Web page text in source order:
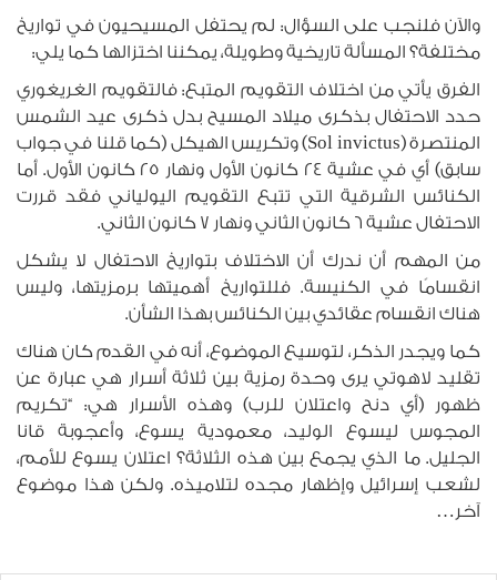
والآن فلنجب على السؤال: لم يحتفل المسيحيون في تواريخ
مختلفة؟ المسألة تاريخية وطويلة، يمكننا اختزالها كما يلي:
الفرق يأتي من اختلاف التقويم المتبع: فالتقويم الغريغوري
حدد الاحتفال بذكرى ميلاد المسيح بدل ذكرى عيد الشمس
المنتصرة (Sol invictus) وتكريس الهيكل (كما قلنا في جواب
سابق) أي في عشية 24 كانون الأول ونهار 25 كانون الأول. أما
الكنائس الشرقية التي تتبع التقويم اليولياني فقد قررت
الاحتفال عشية 6 كانون الثاني ونهار 7 كانون الثاني.
من المهم أن ندرك أن الاختلاف بتواريخ الاحتفال لا يشكل
انقسامًا في الكنيسة. فللتواريخ أهميتها برمزيتها، وليس
هناك انقسام عقائدي بين الكنائس بهذا الشأن.
كما ويجدر الذكر، لتوسيع الموضوع، أنه في القدم كان هناك
تقليد لاهوتي يرى وحدة رمزية بين ثلاثة أسرار هي عبارة عن
ظهور (أي دنح واعتلان للرب) وهذه الأسرار هي: “تكريم
المجوس ليسوع الوليد، معمودية يسوع، وأعجوبة قانا
الجليل. ما الذي يجمع بين هذه الثلاثة؟ اعتلان يسوع للأمم،
لشعب إسرائيل وإظهار مجده لتلاميذه. ولكن هذا موضوع
آخر…